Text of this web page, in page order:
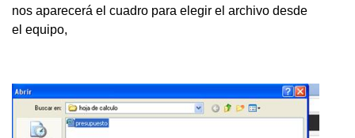
nos aparecerá el cuadro para elegir el archivo desde
el equipo,